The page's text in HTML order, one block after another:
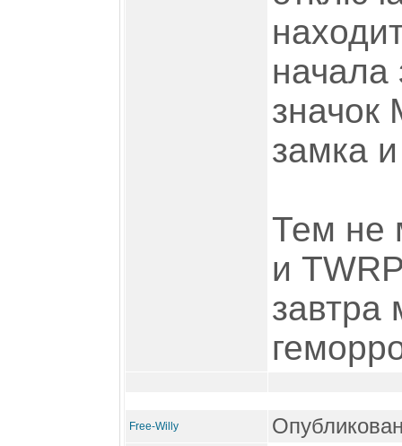
начала
значок
замка
Тем не
и
завтра
Free-Willy